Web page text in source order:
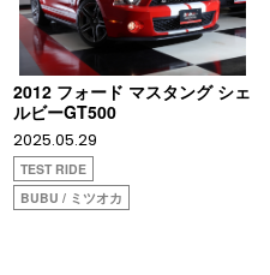
2012 フォード マスタング シェ
ルビーGT500
2025.05.29
TEST RIDE
BUBU / ミツオカ